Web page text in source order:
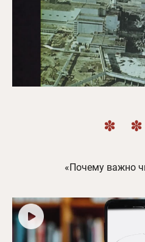
«Почему важно